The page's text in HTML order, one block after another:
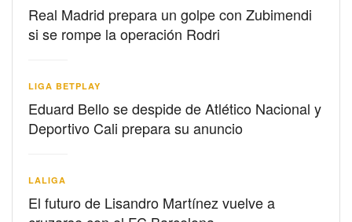
Real Madrid prepara un golpe con Zubimendi
si se rompe la operación Rodri
LIGA BETPLAY
Eduard Bello se despide de Atlético Nacional y
Deportivo Cali prepara su anuncio
LALIGA
El futuro de Lisandro Martínez vuelve a